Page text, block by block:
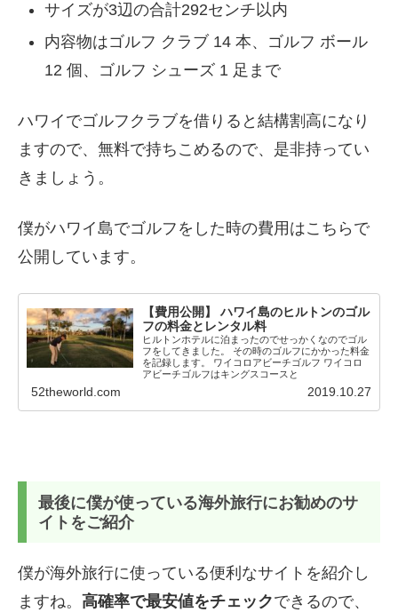
サイズが3辺の合計292センチ以内
内容物はゴルフ クラブ 14 本、ゴルフ ボール
12 個、ゴルフ シューズ 1 足まで
ハワイでゴルフクラブを借りると結構割高になり
ますので、無料で持ちこめるので、是非持ってい
きましょう。
僕がハワイ島でゴルフをした時の費用はこちらで
公開しています。
【費用公開】 ハワイ島のヒルトンのゴル
フの料金とレンタル料
ヒルトンホテルに泊まったのでせっかくなのでゴル
フをしてきました。 その時のゴルフにかかった料金
を記録します。 ワイコロアビーチゴルフ ワイコロ
アビーチゴルフはキングスコースと
52theworld.com 2019.10.27
最後に僕が使っている海外旅行にお勧めのサ
イトをご紹介
僕が海外旅行に使っている便利なサイトを紹介し
ますね。 高確率で最安値をチェックできるので、